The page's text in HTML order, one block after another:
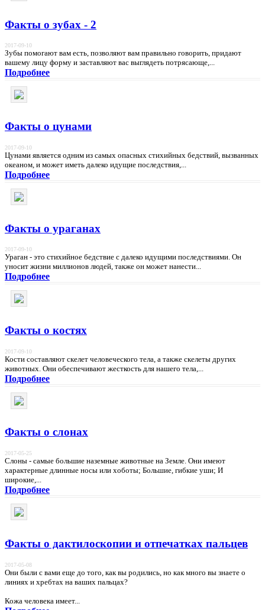
Факты о зубах - 2
2017-09-10
Зубы помогают вам есть, позволяют вам правильно говорить, придают
вашему лицу форму и заставляют вас выглядеть потрясающе,...
Подробнее
Факты о цунами
2017-09-10
Цунами является одним из самых опасных стихийных бедствий, вызванных
океаном, и может иметь далеко идущие последствия,...
Подробнее
Факты о ураганах
2017-09-10
Ураган - это стихийное бедствие с далеко идущими последствиями. Он
уносит жизни миллионов людей, также он может нанести...
Подробнее
Факты о костях
2017-09-10
Кости составляют скелет человеческого тела, а также скелеты других
животных. Они обеспечивают жесткость для нашего тела,...
Подробнее
Факты о слонах
2017-05-25
Слоны - самые большие наземные животные на Земле. Они имеют
характерные длинные носы или хоботы; Большие, гибкие уши; И
широкие,...
Подробнее
Факты о дактилоскопии и отпечатках пальцев
2017-05-08
Они были с вами еще до того, как вы родились, но как много вы знаете о
линиях и хребтах на ваших пальцах?
Кожа человека имеет...